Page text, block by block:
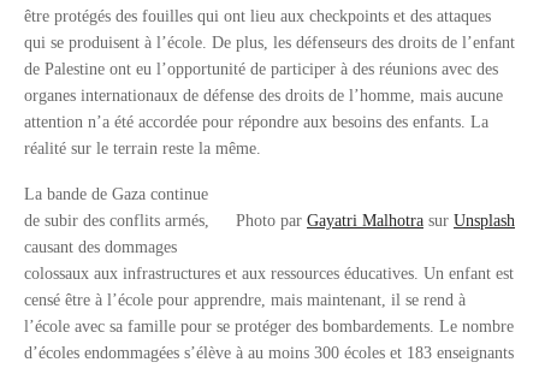
être protégés des fouilles qui ont lieu aux checkpoints et des attaques
qui se produisent à l’école. De plus, les défenseurs des droits de l’enfant
de Palestine ont eu l’opportunité de participer à des réunions avec des
organes internationaux de défense des droits de l’homme, mais aucune
attention n’a été accordée pour répondre aux besoins des enfants. La
réalité sur le terrain reste la même.
Photo par Gayatri Malhotra sur Unsplash
La bande de Gaza continue
de subir des conflits armés,
causant des dommages
colossaux aux infrastructures et aux ressources éducatives. Un enfant est
censé être à l’école pour apprendre, mais maintenant, il se rend à
l’école avec sa famille pour se protéger des bombardements. Le nombre
d’écoles endommagées s’élève à au moins 300 écoles et 183 enseignants